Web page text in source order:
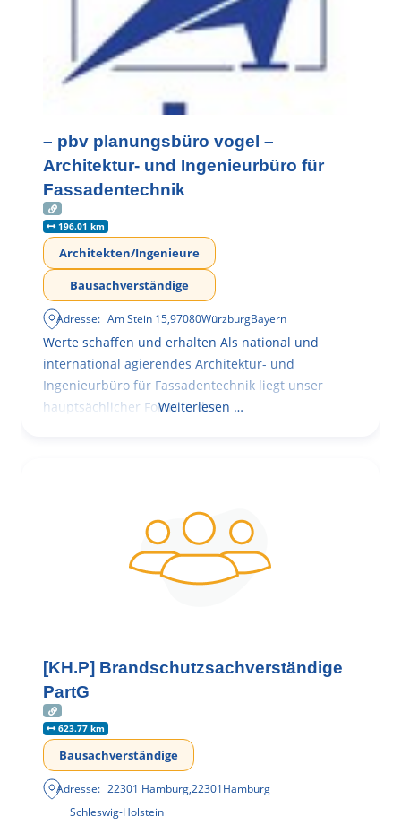
– pbv planungsbüro vogel –
Architektur- und Ingenieurbüro für
Fassadentechnik
196.01 km
Architekten/Ingenieure
Bausachverständige
Adresse: Am Stein 15,97080WürzburgBayern
Werte schaffen und erhalten Als national und
international agierendes Architektur- und
Ingenieurbüro für Fassadentechnik liegt unser
hauptsächlicher Fokus in der
Weiterlesen …
[KH.P] Brandschutzsachverständige
PartG
623.77 km
Bausachverständige
Adresse: 22301 Hamburg,22301Hamburg
Schleswig-Holstein